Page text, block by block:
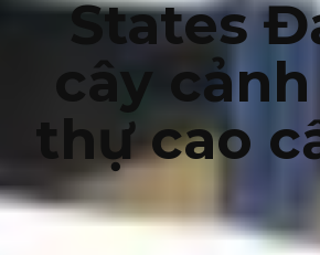
States
cây
thự cao